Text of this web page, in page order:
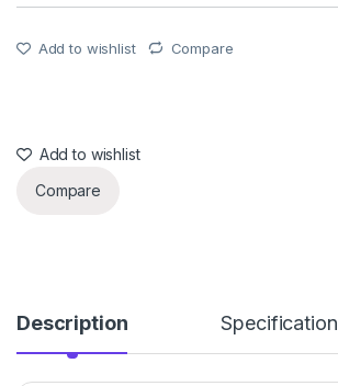
Add to wishlist Compare
Add to wishlist
Compare
Description Specification